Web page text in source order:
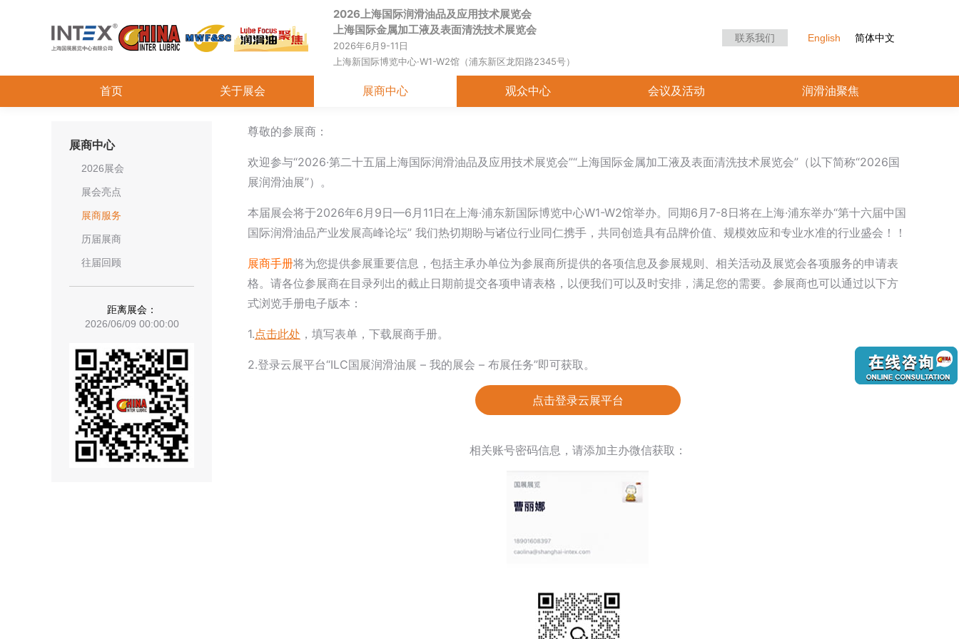
2026上海国际润滑油品及应用技术展览会
上海国际金属加工液及表面清洗技术展览会
2026年6月9-11日
上海新国际博览中心·W1-W2馆（浦东新区龙阳路2345号）
联系我们 English 简体中文
首页 关于展会 展商中心 观众中心 会议及活动 润滑油聚焦
尊敬的参展商：
欢迎参与“2026·第二十五届上海国际润滑油品及应用技术展览会”“上海国际金属加工液及表面清洗技术展览会”（以下简称“2026国
展润滑油展”）。
本届展会将于2026年6月9日—6月11日在上海·浦东新国际博览中心W1-W2馆举办。同期6月7-8日将在上海·浦东举办“第十六届中国
国际润滑油品产业发展高峰论坛” 我们热切期盼与诸位行业同仁携手，共同创造具有品牌价值、规模效应和专业水准的行业盛会！！
展商手册将为您提供参展重要信息，包括主承办单位为参展商所提供的各项信息及参展规则、相关活动及展览会各项服务的申请表
格。请各位参展商在目录列出的截止日期前提交各项申请表格，以便我们可以及时安排，满足您的需要。参展商也可以通过以下方
式浏览手册电子版本：
1.点击此处 ，填写表单，下载展商手册。
2.登录云展平台“ILC国展润滑油展 – 我的展会 – 布展任务”即可获取。
点击登录云展平台
相关账号密码信息，请添加主办微信获取：
展商中心
2026展会
展会亮点
展商服务
历届展商
往届回顾
距离展会：
2026/06/09 00:00:00
首页 关于展会 展商中心